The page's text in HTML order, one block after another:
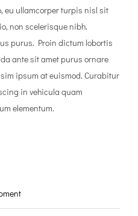
eu ullamcorper turpis nisl sit
non scelerisque nibh.
purus. Proin dictum lobortis
ante sit amet purus ornare
ipsum at euismod. Curabitur
in vehicula quam
elementum.